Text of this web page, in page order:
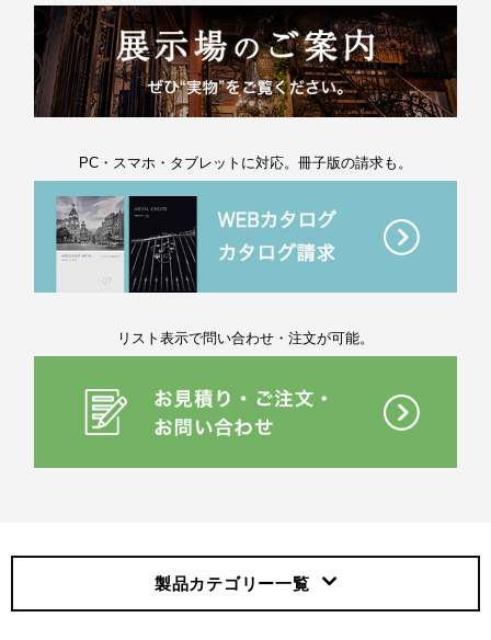
PC・スマホ・タブレットに対応。冊子版の請求も。
リスト表示で問い合わせ・注文が可能。
製品カテゴリー一覧